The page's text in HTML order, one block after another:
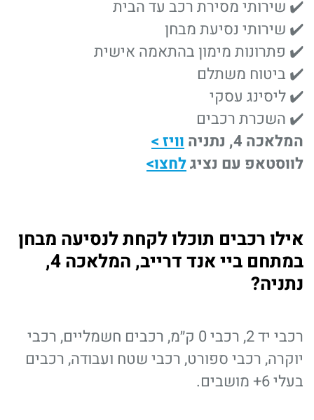
✔️ שירותי מסירת רכב עד הבית
✔️ שירותי נסיעת מבחן
✔️ פתרונות מימון בהתאמה אישית
✔️ ביטוח משתלם
✔️ ליסינג עסקי
✔️ השכרת רכבים
המלאכה 4, נתניה
וויז >
לווסטאפ עם נציגלחצו>
אילו רכבים תוכלו לקחת לנסיעה מבחן
במתחם ביי אנד דרייב, המלאכה 4,
נתניה?
רכבי יד 2, רכבי 0 ק״מ, רכבים חשמליים, רכבי
יוקרה, רכבי ספורט, רכבי שטח ועבודה, רכבים
בעלי 6+ מושבים.